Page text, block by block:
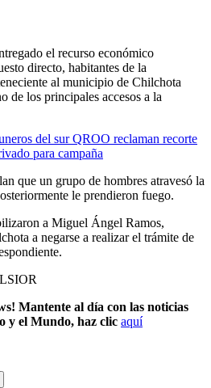
el recurso económico
directo, habitantes de la
al municipio de Chilchota
de los principales accesos a la
del sur QROO reclaman recorte
para campaña
que un grupo de hombres atravesó la
le prendieron fuego.
a Miguel Ángel Ramos,
a negarse a realizar el trámite de
Mantente al día con las noticias
y el Mundo, haz clic aquí